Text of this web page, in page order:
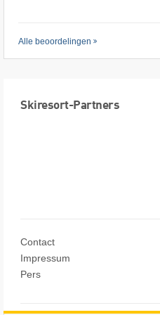
Alle beoordelingen
Skiresort-Partners
Contact
Impressum
Pers